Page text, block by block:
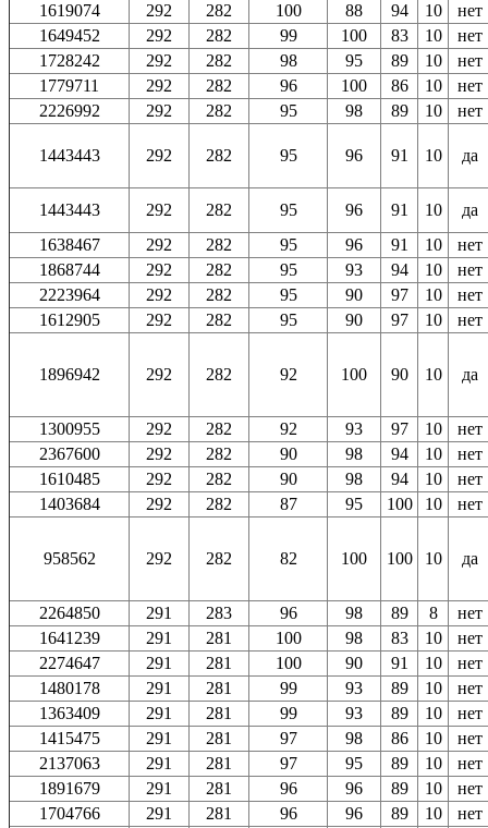
1619074
292 282 100 88 94 10
нет
1649452
292 282 99 100 83 10
нет
1728242
292 282 98 95 89 10
нет
1779711
292 282 96 100 86 10
нет
2226992
292 282 95 98 89 10 нет
1443443 292 282 95 96 91 10 да
1443443 292 282 95 96 91 10
да
1638467
292 282 95 96 91 10
нет
1868744
292 282 95 93 94 10
нет
2223964
292 282 95 90 97 10
нет
1612905
292 282 95 90 97 10 нет
1896942 292 282 92 100 90 10 да
1300955 292 282 92 93 97 10
нет
2367600
292 282 90 98 94 10
нет
1610485
292 282 90 98 94 10
нет
1403684
292 282 87 95 100 10 нет
958562 292 282 82 100 100 10 да
2264850 291 283 96 98 89 8
нет
1641239
291 281 100 98 83 10
нет
2274647
291 281 100 90 91 10
нет
1480178
291 281 99 93 89 10
нет
1363409
291 281 99 93 89 10
нет
1415475
291 281 97 98 86 10
нет
2137063
291 281 97 95 89 10
нет
1891679
291 281 96 96 89 10
нет
1704766
291 281 96 96 89 10
нет